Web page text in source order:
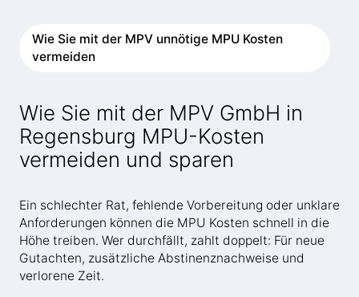
Wie Sie mit der MPV unnötige MPU Kosten
vermeiden
Wie Sie mit der MPV GmbH in
Regensburg MPU-Kosten
vermeiden und sparen
Ein schlechter Rat, fehlende Vorbereitung oder unklare
Anforderungen können die MPU Kosten schnell in die
Höhe treiben. Wer durchfällt, zahlt doppelt: Für neue
Gutachten, zusätzliche Abstinenznachweise und
verlorene Zeit.